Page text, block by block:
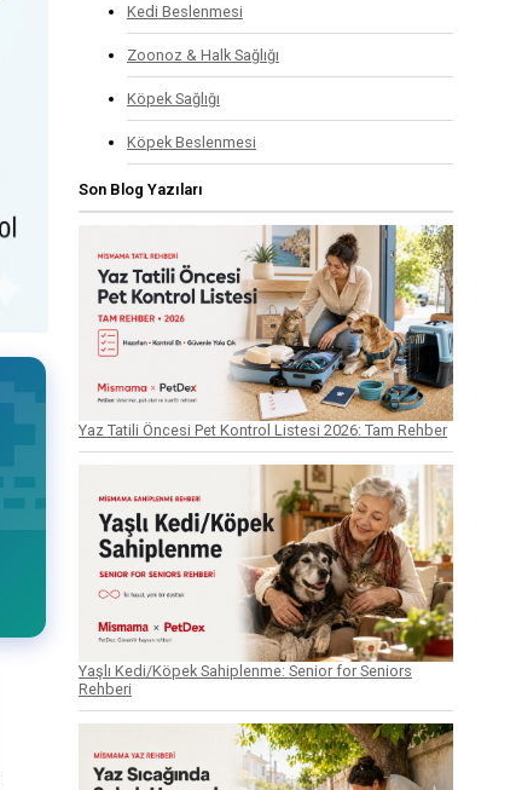
Kedi Beslenmesi
Zoonoz & Halk Sağlığı
Köpek Sağlığı
Köpek Beslenmesi
Son Blog Yazıları
Yaz Tatili Öncesi Pet Kontrol Listesi 2026: Tam Rehber
Yaşlı Kedi/Köpek Sahiplenme: Senior for Seniors
Rehberi